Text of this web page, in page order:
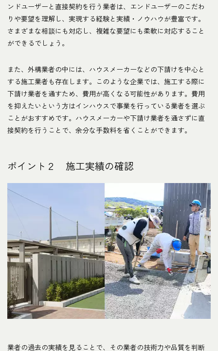
ンドユーザーと直接契約を行う業者は、エンドユーザーのこだわ
りや要望を理解し、実現する経験と実績・ノウハウが豊富です。
さまざまな相談にも対応し、複雑な要望にも柔軟に対応すること
ができるでしょう。
また、外構業者の中には、ハウスメーカーなどの下請けを中心と
する施工業者も存在します。このような企業では、施工する際に
下請け業者を通すため、費用が高くなる可能性があります。費用
を抑えたいという方はインハウスで事業を行っている業者を選ぶ
ことがおすすめです。ハウスメーカーや下請け業者を通さずに直
接契約を行うことで、余分な手数料を省くことができます。
ポイント２ 施工実績の確認
業者の過去の実績を見ることで、その業者の技術力や品質を判断